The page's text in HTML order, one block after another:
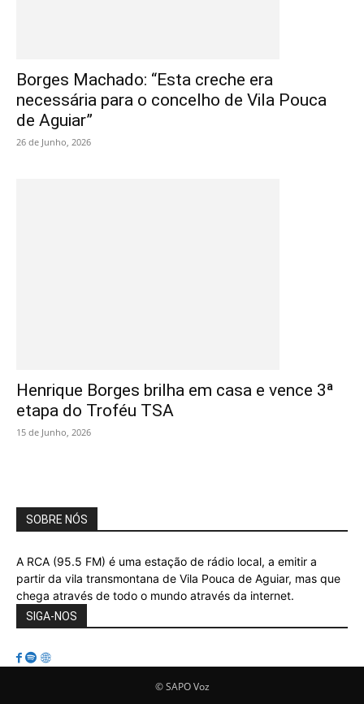
Borges Machado: “Esta creche era
necessária para o concelho de Vila Pouca
de Aguiar”
26 de Junho, 2026
Henrique Borges brilha em casa e vence 3ª
etapa do Troféu TSA
15 de Junho, 2026
SOBRE NÓS
A RCA (95.5 FM) é uma estação de rádio local, a emitir a
partir da vila transmontana de Vila Pouca de Aguiar, mas que
chega através de todo o mundo através da internet.
SIGA-NOS
© SAPO Voz